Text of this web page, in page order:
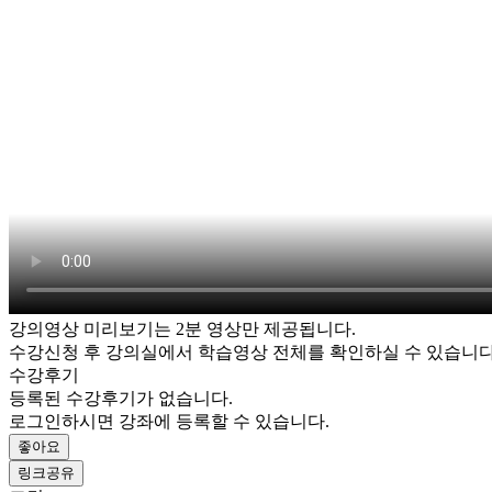
강의영상 미리보기는 2분 영상만 제공됩니다.
수강신청 후 강의실에서 학습영상 전체를 확인하실 수 있습니
수강후기
등록된 수강후기가 없습니다.
로그인하시면 강좌에 등록할 수 있습니다.
좋아요
링크공유